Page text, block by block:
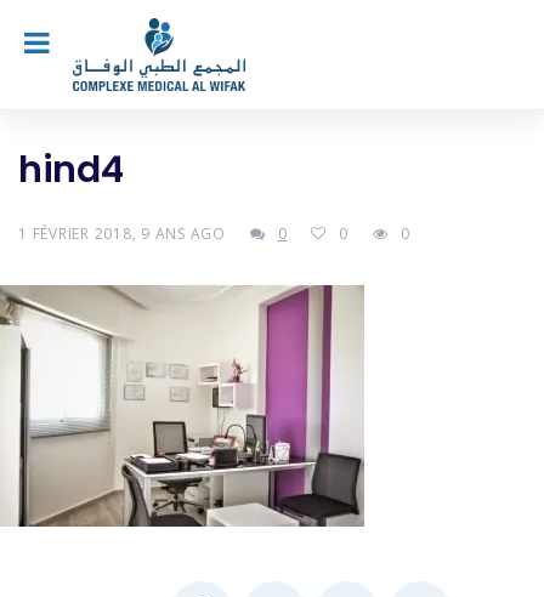
hind4
1 FÉVRIER 2018, 9 ANS AGO 0 0 0